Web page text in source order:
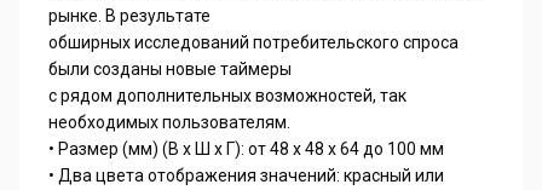
рынке. В результате
обширных исследований потребительского спроса
были созданы новые таймеры
с рядом дополнительных возможностей, так
необходимых пользователям.
• Размер (мм) (В x Ш x Г): от 48 x 48 x 64 до 100 мм
• Два цвета отображения значений: красный или